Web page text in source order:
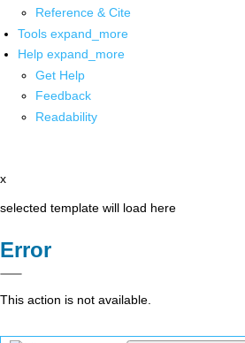
Reference & Cite
Tools expand_more
Help expand_more
Get Help
Feedback
Readability
x
selected template will load here
Error
This action is not available.